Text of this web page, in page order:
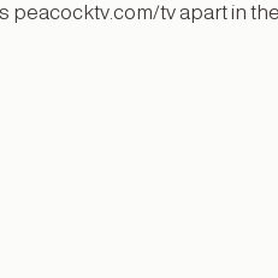
peacocktv.com/tv apart in